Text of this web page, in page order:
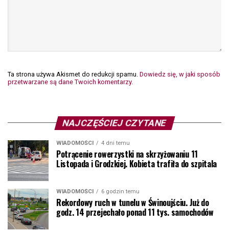
Ta strona używa Akismet do redukcji spamu. Dowiedz się, w jaki sposób
przetwarzane są dane Twoich komentarzy.
NAJCZĘŚCIEJ CZYTANE
WIADOMOŚCI 4 dni temu
Potrącenie rowerzystki na skrzyżowaniu 11
Listopada i Grodzkiej. Kobieta trafiła do szpitala
WIADOMOŚCI 6 godzin temu
Rekordowy ruch w tunelu w Świnoujściu. Już do
godz. 14 przejechało ponad 11 tys. samochodów